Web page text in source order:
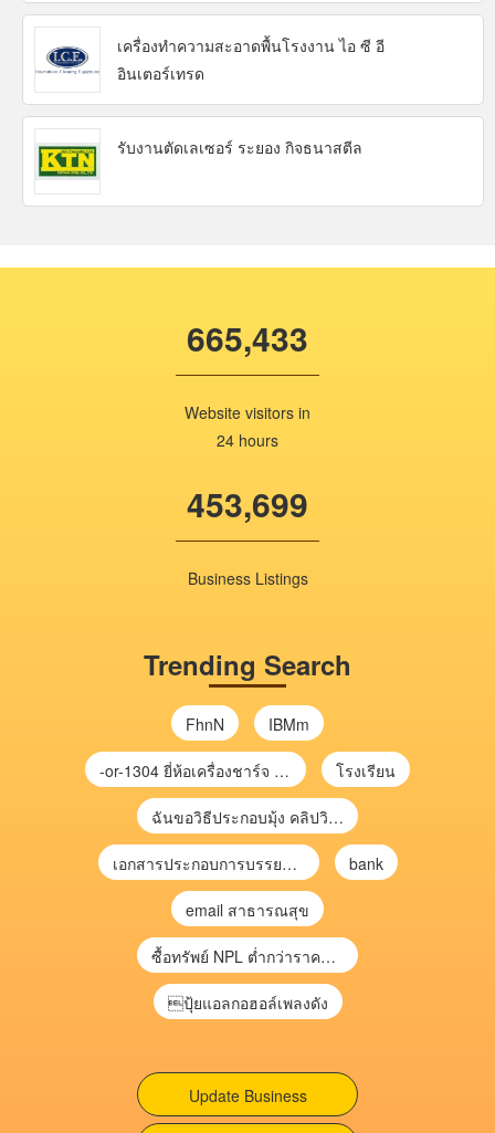
เครื่องทำความสะอาดพื้นโรงงาน ไอ ซี อี
อินเตอร์เทรด
รับงานตัดเลเซอร์ ระยอง กิจธนาสตีล
665,433
Website visitors in
24 hours
453,699
Business Listings
Trending Search
FhnN IBMm
-or-1304 ยี่ห้อเครื่องชาร์จ chargecore โรงเรียน
ฉันขอวิธีประกอบมุ้ง คลิปวิดีโอ การประกอบมุ้ง
เอกสารประกอบการบรรยาย การประเมินความเสี่ยงเพื่อวางแผนการตรวจสอบ \ bank
email สาธารณสุข
ซื้อทรัพย์ NPL ต่ำกว่าราคาตลาด 30-70% แบบไม่ต้องไปประมูล”
ปุ้ยแอลกอฮอล์เพลงดัง
Update Business